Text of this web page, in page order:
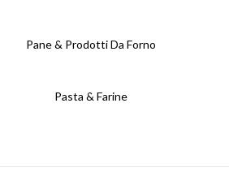
Pane & Prodotti Da Forno
Pasta & Farine